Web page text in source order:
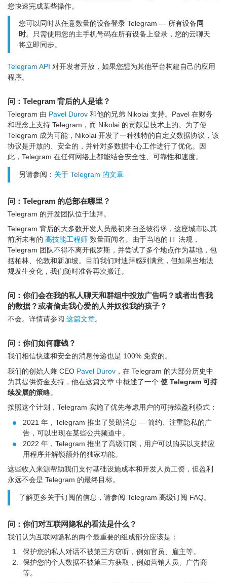
您快速完成某些操作。
您可以同时从任意数量的设备登录 Telegram — 所有设备同
时。只需使用您的主手机号码在所有设备上登录，您的云聊天
将立即同步。
Telegram API 对开发者开放，如果您想为其他平台构建自己的应用
程序。
问：Telegram 背后的人是谁？
Telegram 由 Pavel Durov 和他的兄弟 Nikolai 支持。Pavel 在财务
和理念上支持 Telegram，而 Nikolai 的贡献是技术上的。为了使
Telegram 成为可能，Nikolai 开发了一种独特的自定义数据协议，该
协议是开放的、安全的，并针对多数据中心工作进行了优化。因
此，Telegram 在任何网络上都能结合安全性、可靠性和速度。
另请参阅： 关于 Telegram 的文章
问：Telegram 的总部在哪里？
Telegram 的开发团队位于迪拜。
Telegram 背后的大多数开发人员最初来自圣彼得堡，这座城市以其
前所未有的 高技能工程师 数量而闻名。由于当地的 IT 法规，
Telegram 团队不得不离开俄罗斯，并尝试了多个地点作为基地，包
括柏林、伦敦和新加坡。目前我们对迪拜感到满意，但如果当地法
规发生变化，我们随时准备再次搬迁。
问：你们会在我的私人聊天和群组中投放广告吗？或者出售我
的数据？或者偷走我心爱的人并奴役我的孩子？
不会。详情请参阅 这篇文章。
问：你们如何赚钱？
我们相信快速和安全的消息传递也是 100% 免费的。
我们的创始人兼 CEO Pavel Durov ，在 Telegram 的大部分历史中
为其提供资金支持，他在这篇文章 中概述了一个 使 Telegram 可持
续发展的策略。
按照这个计划，Telegram 实施了优先考虑用户的可持续盈利模式：
2021 年，Telegram 推出了赞助消息 — 简约、注重隐私的广
告，可以出现在某些公共频道中。
2022 年，Telegram 推出了高级订阅，用户可以购买以支持应
用程序并解锁额外的独家功能。
这些收入来源帮助我们支付基础设施成本和开发人员工资，但盈利
永远不会是 Telegram 的最终目标。
了解更多关于订阅的信息，请参阅 Telegram 高级订阅 FAQ。
问：你们对互联网隐私的看法是什么？
我们认为互联网隐私的两个最重要的组成部分应该是：
保护您的私人对话不被第三方窃听，例如官员、雇主等。
保护您的个人数据不被第三方获取，例如营销人员、广告商
等。